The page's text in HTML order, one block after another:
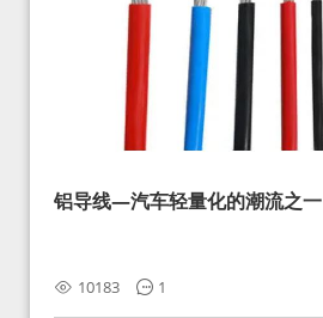
铝导线—汽车轻量化的潮流之一
10183 1